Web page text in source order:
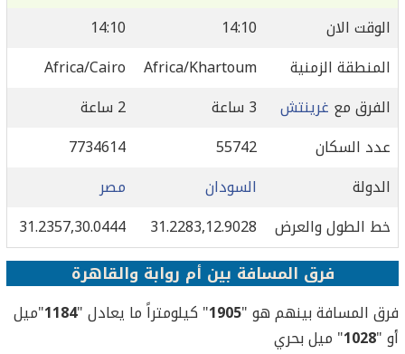
الوقت الان
14:10
14:10
المنطقة الزمنية
Africa/Khartoum
Africa/Cairo
الفرق مع غرينتش 3 ساعة
2 ساعة
عدد السكان
55742
7734614
الدولة
السودان
مصر
خط الطول والعرض
31.2283,12.9028
31.2357,30.0444
فرق المسافة بين أم روابة والقاهرة
فرق المسافة بينهم هو "1905" كيلومتراً ما يعادل "1184"ميل
أو "1028" ميل بحري